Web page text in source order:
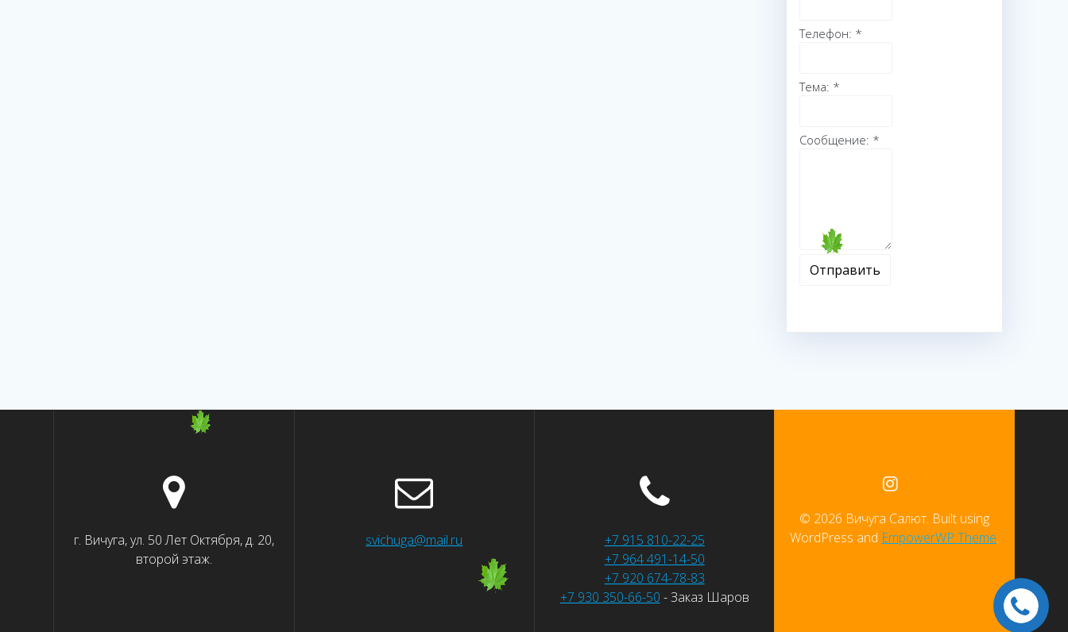
Телефон: *
Тема: *
Сообщение: *
г. Вичуга, ул. 50 Лет Октября, д. 20,
второй этаж.
svichuga@mail.ru
+7 915 810-22-25
+7 964 491-14-50
+7 920 674-78-83
+7 930 350-66-50 - Заказ Шаров
© 2026 Вичуга Салют. Built using
WordPress and EmpowerWP Theme.